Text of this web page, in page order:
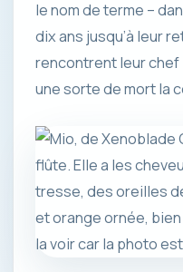
le nom de terme –
dix ans jusqu’à leur
rencontrent leur
une sorte de mort la